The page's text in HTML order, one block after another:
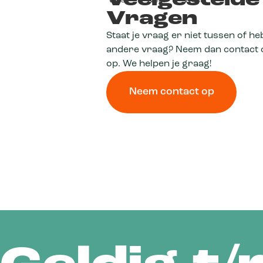
Vragen
Staat je vraag er niet tussen of
andere vraag? Neem dan contact
op. We helpen je graag!
Neem contact op